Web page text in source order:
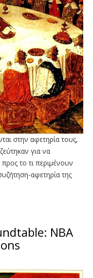
στην αφετηρία τους,
για να
το τι περιμένουν
αφετηρία της
NBA